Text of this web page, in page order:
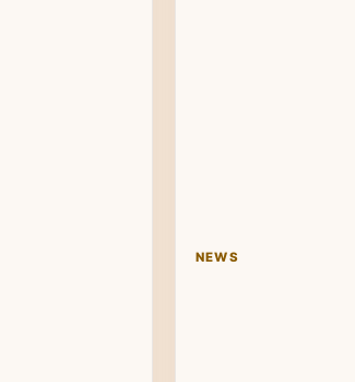
NEWS